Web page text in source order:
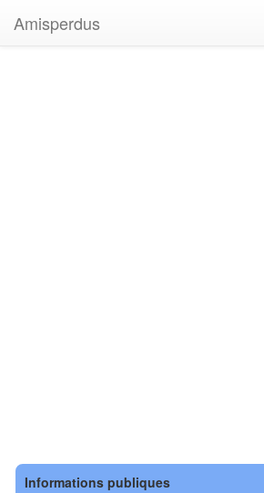
Amisperdus
Informations publiques